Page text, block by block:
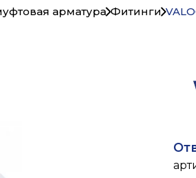
арматура Фитинги